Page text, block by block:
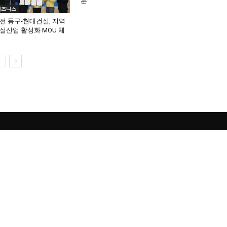
즈니스
동구-현대건설, 지역
산업 활성화 MOU 체